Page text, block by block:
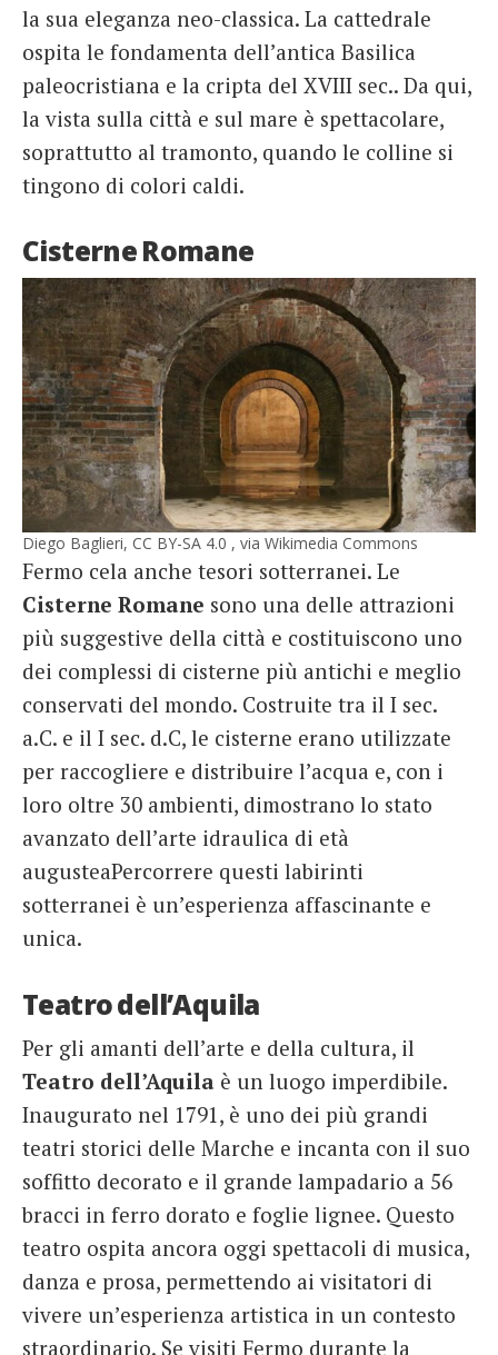
la sua eleganza neo-classica. La cattedrale
ospita le fondamenta dell’antica Basilica
paleocristiana e la cripta del XVIII sec.. Da qui,
la vista sulla città e sul mare è spettacolare,
soprattutto al tramonto, quando le colline si
tingono di colori caldi.
Cisterne Romane
Diego Baglieri, CC BY-SA 4.0 , via Wikimedia Commons
Fermo cela anche tesori sotterranei. Le
Cisterne Romane sono una delle attrazioni
più suggestive della città e costituiscono uno
dei complessi di cisterne più antichi e meglio
conservati del mondo. Costruite tra il I sec.
a.C. e il I sec. d.C, le cisterne erano utilizzate
per raccogliere e distribuire l’acqua e, con i
loro oltre 30 ambienti, dimostrano lo stato
avanzato dell’arte idraulica di età
augusteaPercorrere questi labirinti
sotterranei è un’esperienza affascinante e
unica.
Teatro dell’Aquila
Per gli amanti dell’arte e della cultura, il
Teatro dell’Aquila è un luogo imperdibile.
Inaugurato nel 1791, è uno dei più grandi
teatri storici delle Marche e incanta con il suo
soffitto decorato e il grande lampadario a 56
bracci in ferro dorato e foglie lignee. Questo
teatro ospita ancora oggi spettacoli di musica,
danza e prosa, permettendo ai visitatori di
vivere un’esperienza artistica in un contesto
straordinario. Se visiti Fermo durante la